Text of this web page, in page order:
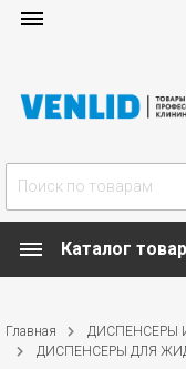
Каталог
Главная
ДИСПЕНСЕРЫ
ДИСПЕНСЕРЫ ДЛЯ